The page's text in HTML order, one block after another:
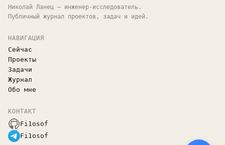
Николай Ланец — инженер-исследователь.
Публичный журнал проектов, задач и идей.
НАВИГАЦИЯ
Сейчас
Проекты
Задачи
Журнал
Обо мне
КОНТАКТ
Fi1osof
Fi1osof